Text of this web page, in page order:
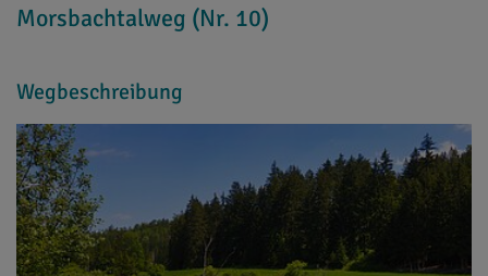
Morsbachtalweg (Nr. 10)
Wegbeschreibung